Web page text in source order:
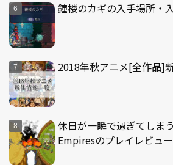
鐘楼のカギの入手場所・
2018年秋アニメ[全作品]
休日が一瞬で過ぎてしま
Empiresのプレイレビュー